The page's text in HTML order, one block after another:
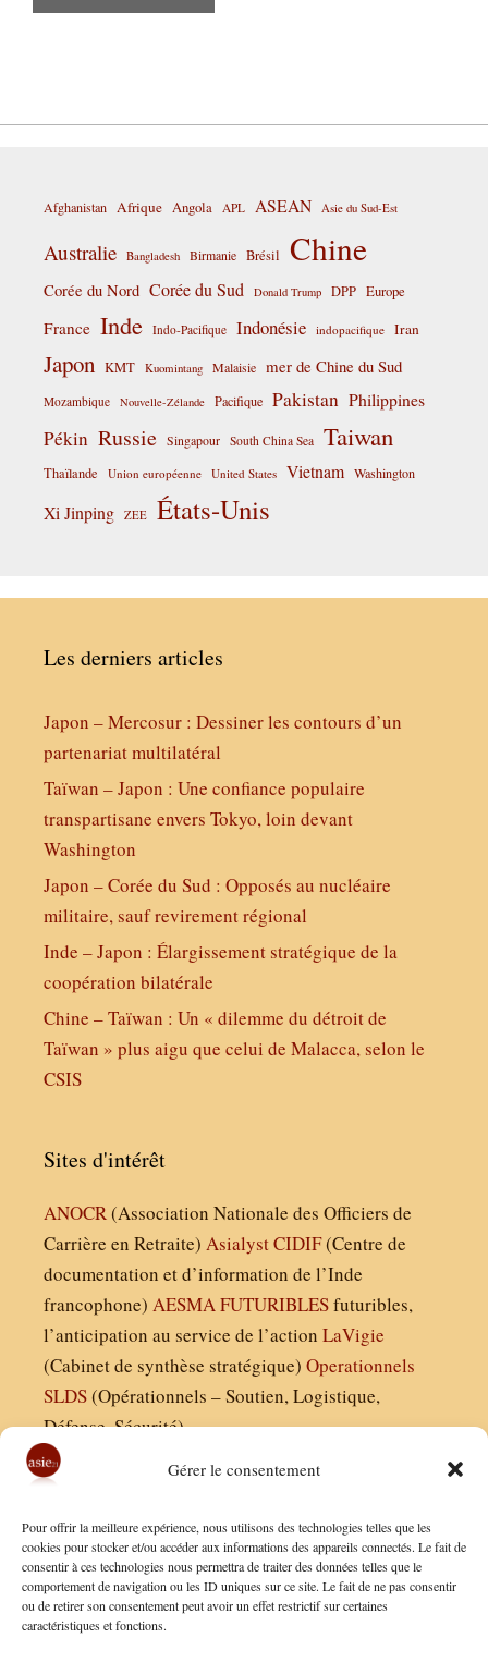
Gérer le consentement
Pour offrir la meilleure expérience, nous utilisons des technologies telles que les
cookies pour stocker et/ou accéder aux informations des appareils connectés. Le fait de
consentir à ces technologies nous permettra de traiter des données telles que le
comportement de navigation ou les ID uniques sur ce site. Le fait de ne pas consentir
ou de retirer son consentement peut avoir un effet restrictif sur certaines
caractéristiques et fonctions.
Afghanistan Afrique Angola APL ASEAN Asie du Sud-Est
Australie Bangladesh Birmanie Brésil Chine
Corée du Nord Corée du Sud Donald Trump DPP Europe
France Inde Indo-Pacifique Indonésie indopacifique Iran
Japon KMT Kuomintang Malaisie mer de Chine du Sud
Mozambique Nouvelle-Zélande Pacifique Pakistan Philippines
Pékin Russie Singapour South China Sea Taiwan
Thaïlande Union européenne United States Vietnam Washington
Xi Jinping ZEE États-Unis
Les derniers articles
Japon – Mercosur : Dessiner les contours d’un
partenariat multilatéral
Taïwan – Japon : Une confiance populaire
transpartisane envers Tokyo, loin devant
Washington
Japon – Corée du Sud : Opposés au nucléaire
militaire, sauf revirement régional
Inde – Japon : Élargissement stratégique de la
coopération bilatérale
Chine – Taïwan : Un « dilemme du détroit de
Taïwan » plus aigu que celui de Malacca, selon le
CSIS
Sites d'intérêt
ANOCR(Association Nationale des Officiers de
Carrière en Retraite) AsialystCIDIF(Centre de
documentation et d’information de l’Inde
francophone) AESMAFUTURIBLESfuturibles,
l’anticipation au service de l’action LaVigie
(Cabinet de synthèse stratégique) Operationnels
SLDS(Opérationnels – Soutien, Logistique,
Défense, Sécurité)
Finaldées EURL
Siège social : 13 avenue Boudon, 75016, Paris
Nous contacter